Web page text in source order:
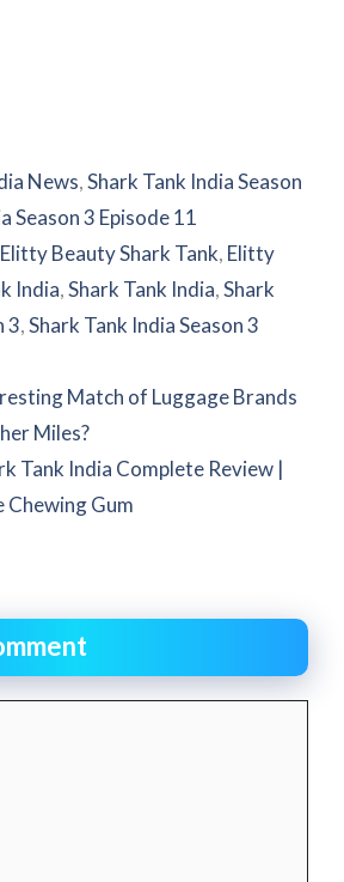
News,Shark Tank India Season
Season 3 Episode 11
Elitty Beauty Shark Tank, Elitty
India,Shark Tank India,Shark
3,Shark Tank India Season 3
Match of Luggage Brands
Miles?
Tank India Complete Review |
Chewing Gum